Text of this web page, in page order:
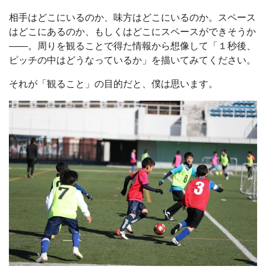
相手はどこにいるのか、味方はどこにいるのか。スペース
はどこにあるのか、もしくはどこにスペースができそうか
――。周りを観ることで得た情報から想像して「１秒後、
ピッチの中はどうなっているか」を描いてみてください。
それが「観ること」の目的だと、僕は思います。